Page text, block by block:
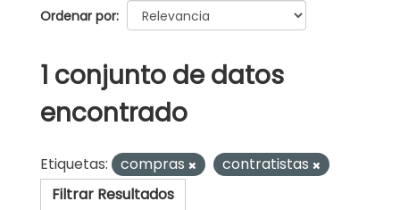
Ordenar por
1 conjunto de datos
encontrado
Etiquetas: compras
contratistas
Filtrar Resultados